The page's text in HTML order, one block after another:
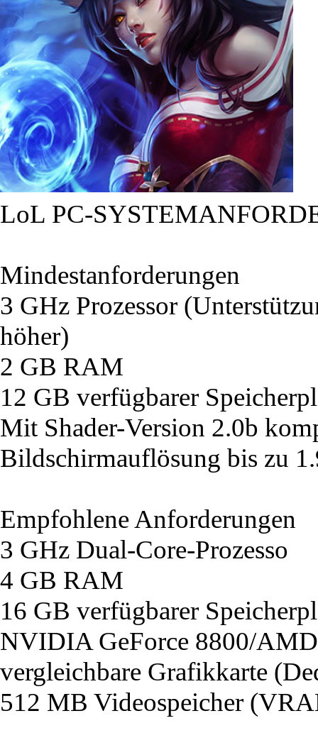
LoL PC-
Mindestanforderungen
3 GHz Prozessor
höher)
2 GB RAM
12 GB verfügbarer
Mit Shader-Version 2.0b
Bildschirmauflösung bis zu
Empfohlene Anforderungen
3 GHz Dual-Core-Prozesso
4 GB RAM
16 GB verfügbarer
NVIDIA GeForce 8800/
vergleichbare Grafikkarte
512 MB Videospeicher